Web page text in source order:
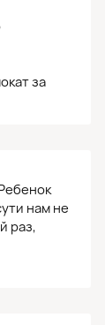
за
нам не
раз,